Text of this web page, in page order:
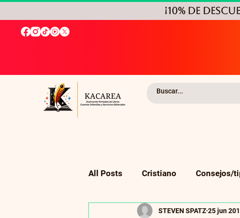
¡10% de
All Posts Cristiano Consejos/
Religión Autoayuda
STEVEN SPATZ 25 jun